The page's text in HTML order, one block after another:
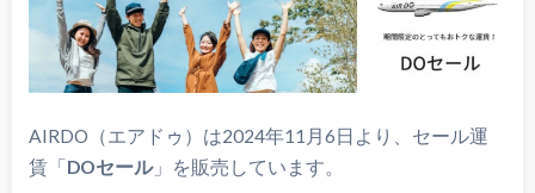
AIRDO（エアドゥ）は2024年11月6日より、セール運
賃「DOセール」を販売しています。